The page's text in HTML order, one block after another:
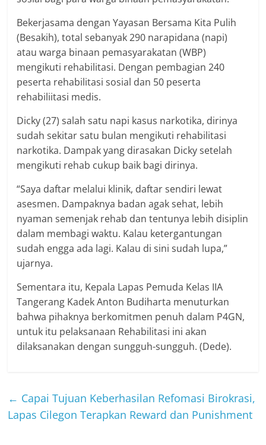
Bekerjasama dengan Yayasan Bersama Kita Pulih
(Besakih), total sebanyak 290 narapidana (napi)
atau warga binaan pemasyarakatan (WBP)
mengikuti rehabilitasi. Dengan pembagian 240
peserta rehabilitasi sosial dan 50 peserta
rehabiliitasi medis.
Dicky (27) salah satu napi kasus narkotika, dirinya
sudah sekitar satu bulan mengikuti rehabilitasi
narkotika. Dampak yang dirasakan Dicky setelah
mengikuti rehab cukup baik bagi dirinya.
“Saya daftar melalui klinik, daftar sendiri lewat
asesmen. Dampaknya badan agak sehat, lebih
nyaman semenjak rehab dan tentunya lebih disiplin
dalam membagi waktu. Kalau ketergantungan
sudah engga ada lagi. Kalau di sini sudah lupa,”
ujarnya.
Sementara itu, Kepala Lapas Pemuda Kelas IIA
Tangerang Kadek Anton Budiharta menuturkan
bahwa pihaknya berkomitmen penuh dalam P4GN,
untuk itu pelaksanaan Rehabilitasi ini akan
dilaksanakan dengan sungguh-sungguh. (Dede).
← Capai Tujuan Keberhasilan Refomasi Birokrasi,
Lapas Cilegon Terapkan Reward dan Punishment